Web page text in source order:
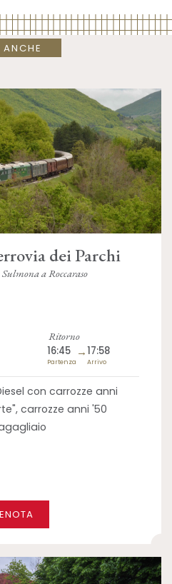
dei Parchi
a Roccaraso
Ritorno
16:45
Partenza
→17:58
Arrivo
con carrozze anni
carrozze anni '50